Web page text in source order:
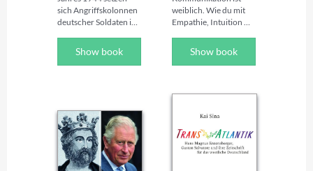
sich Angriffskolonnen
deutscher Soldaten in
Kriegswende
Unternehmen, das in
seiner Geschichte als
eines der
abenteuerlichsten
Kapitel eingegangen
Show book
weiblich. Wie du mit
Empathie, Intuition
Worten"!
Männer überhaupt
Balian Buschbaum
unbequeme Fragen –
und liefert fundierte
Antworten. Mit
Show book